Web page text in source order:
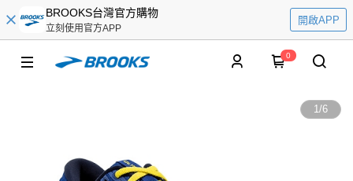
BROOKS台灣官方購物
立刻使用官方APP
開啟APP
0
1/6